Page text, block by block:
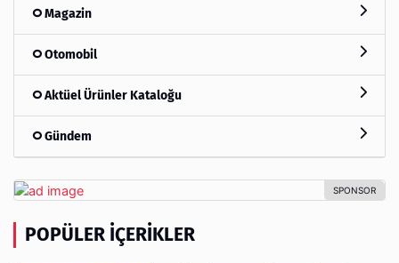
Magazin
Otomobil
Aktüel Ürünler Kataloğu
Gündem
POPÜLER İÇERIKLER